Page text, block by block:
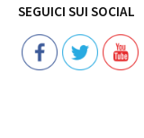
SEGUICI SUI SOCIAL